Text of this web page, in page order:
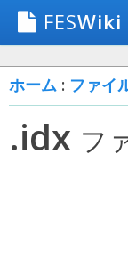
FESWiki
ホーム : ファイ
.idx フ